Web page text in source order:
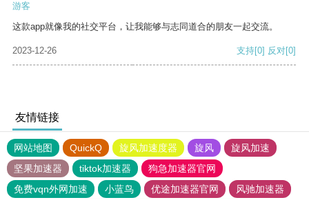
游客
这款app就像我的社交平台，让我能够与志同道合的朋友一起交流。
2023-12-26 支持[0] 反对[0]
友情链接
网站地图 QuickQ 旋风加速度器 旋风
旋风加速
坚果加速器
tiktok加速器
狗急加速器官网
免费vqn外网加速
小蓝鸟 优途加速器官网
风驰加速器